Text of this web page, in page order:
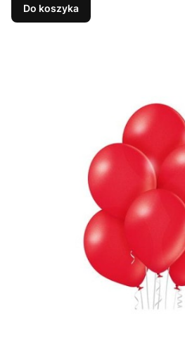
Do koszyka